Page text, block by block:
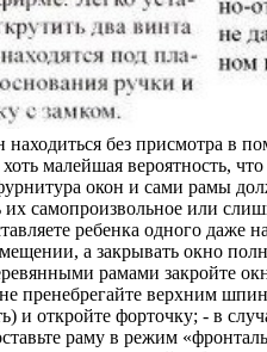
без присмотра в
малейшая вероятность,
окон и сами рамы
самопроизвольное или
ребенка одного даже
а закрывать окно
рамами закройте
пренебрегайте верхним
и откройте форточку; - в
раму в режим